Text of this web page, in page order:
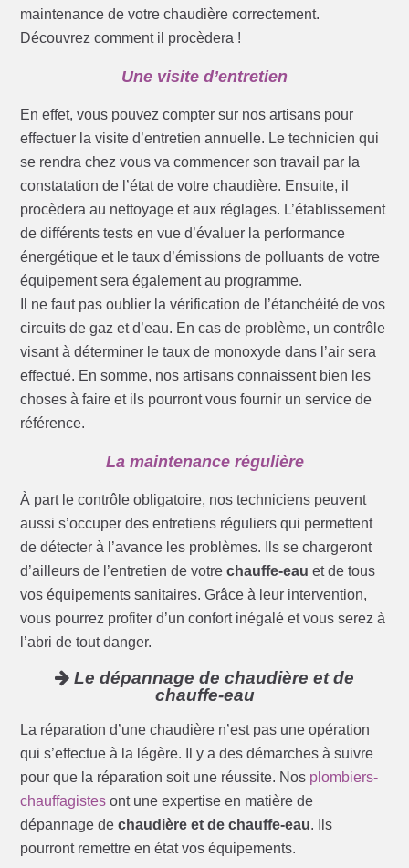
maintenance de votre chaudière correctement.
Découvrez comment il procèdera !
Une visite d’entretien
En effet, vous pouvez compter sur nos artisans pour
effectuer la visite d’entretien annuelle. Le technicien qui
se rendra chez vous va commencer son travail par la
constatation de l’état de votre chaudière. Ensuite, il
procèdera au nettoyage et aux réglages. L’établissement
de différents tests en vue d’évaluer la performance
énergétique et le taux d’émissions de polluants de votre
équipement sera également au programme.
Il ne faut pas oublier la vérification de l’étanchéité de vos
circuits de gaz et d’eau. En cas de problème, un contrôle
visant à déterminer le taux de monoxyde dans l’air sera
effectué. En somme, nos artisans connaissent bien les
choses à faire et ils pourront vous fournir un service de
référence.
La maintenance régulière
À part le contrôle obligatoire, nos techniciens peuvent
aussi s’occuper des entretiens réguliers qui permettent
de détecter à l’avance les problèmes. Ils se chargeront
d’ailleurs de l’entretien de votrechauffe-eau et de tous
vos équipements sanitaires. Grâce à leur intervention,
vous pourrez profiter d’un confort inégalé et vous serez à
l’abri de tout danger.
Le dépannage de chaudière et de
chauffe-eau
La réparation d’une chaudière n’est pas une opération
qui s’effectue à la légère. Il y a des démarches à suivre
pour que la réparation soit une réussite. Nos plombiers-
chauffagistes ont une expertise en matière de
dépannage dechaudière et de chauffe-eau. Ils
pourront remettre en état vos équipements.